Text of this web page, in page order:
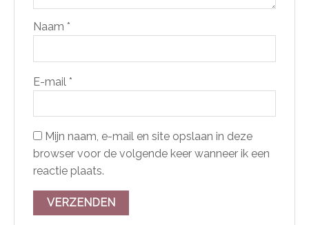
Naam *
E-mail *
Mijn naam, e-mail en site opslaan in deze
browser voor de volgende keer wanneer ik een
reactie plaats.